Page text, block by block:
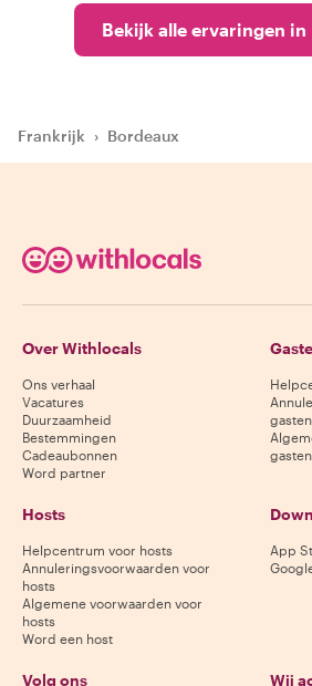
Bekijk alle ervaringen in
Frankrijk › Bordeaux
Over Withlocals
Ons verhaal
Vacatures
Duurzaamheid
Bestemmingen
Cadeaubonnen
Word partner
gasten
gasten
Hosts
Helpcentrum voor hosts
Annuleringsvoorwaarden voor
hosts
Algemene voorwaarden voor
hosts
Word een host
App
Volg ons Wij